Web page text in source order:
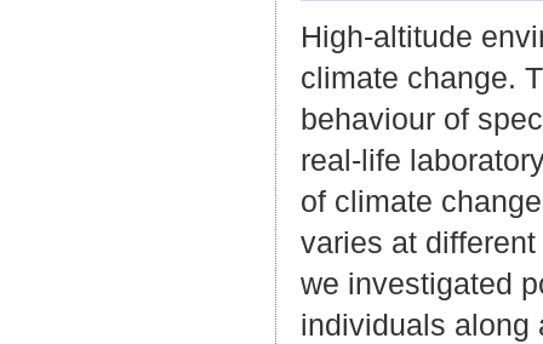
High-altitude
climate change.
behaviour of
real-life
of climate
varies at
we investigated
individuals along